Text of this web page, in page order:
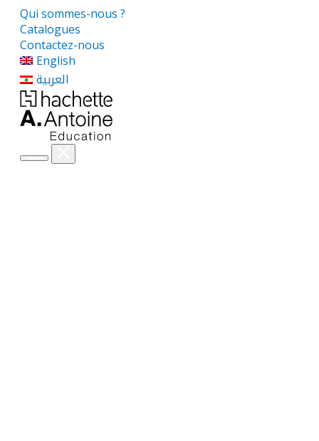
Qui sommes-nous ?
Catalogues
Contactez-nous
English
العربية